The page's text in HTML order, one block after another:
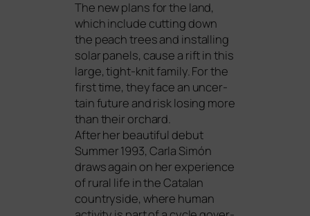
The new plans for the land,
which include cut­ting down
the peach trees and instal­ling
solar panels, cau­se a rift in this
lar­ge, tight-knit fami­ly. For the
first time, they face an uncer­
tain future and risk losing more
than their orchard.
After her beau­tiful debut
Summer 1993, Carla Simón
draws again on her expe­ri­ence
of rural life in the Catalan
coun­try­si­de, whe­re human